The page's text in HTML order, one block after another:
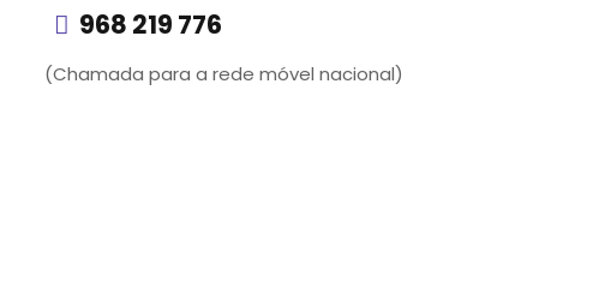
968 219 776
(Chamada para a rede móvel nacional)